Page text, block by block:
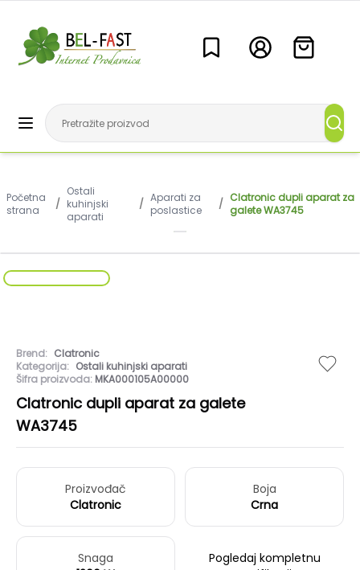
Početna
strana
/
Ostali
kuhinjski
aparati
/ Aparati za
poslastice
/ Clatronic dupli aparat za
galete WA3745
Brend: Clatronic
Kategorija: Ostali kuhinjski aparati
Šifra proizvoda: MKA000105A00000
Clatronic dupli aparat za galete
WA3745
Proizvođač
Clatronic
Boja
Crna
Snaga
Pogledaj kompletnu